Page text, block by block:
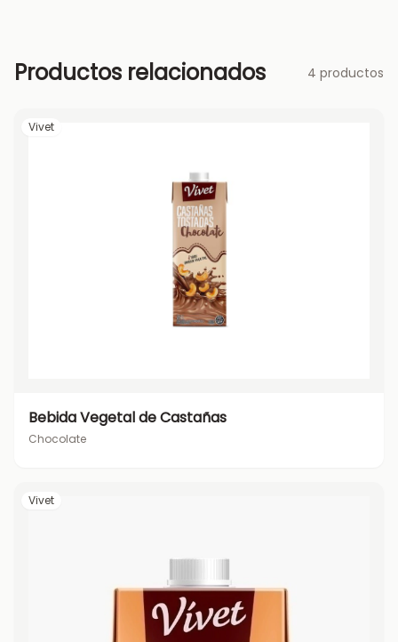
Productos relacionados 4 productos
Vivet
Bebida Vegetal de Castañas
Chocolate
Vivet